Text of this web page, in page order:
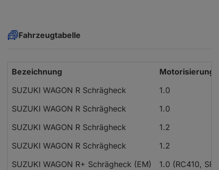
Fahrzeugtabelle
Bezeichnung
Motorisierung
SUZUKI WAGON R Schrägheck
1.0
SUZUKI WAGON R Schrägheck
1.0
SUZUKI WAGON R Schrägheck
1.2
SUZUKI WAGON R Schrägheck
1.2
SUZUKI WAGON R+ Schrägheck (EM)
1.0 (RC410,